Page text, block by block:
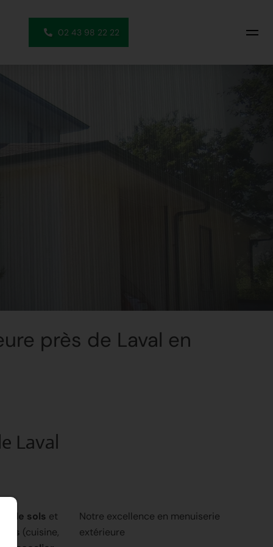
02 43 98 22 22
près de Laval en
Laval
de sols et
(cuisine,
Notre excellence en menuiserie
extérieure